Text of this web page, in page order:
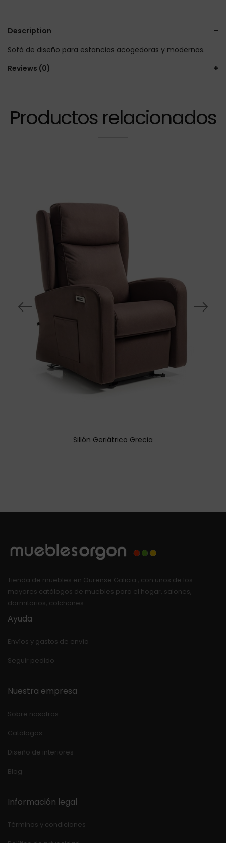
Description
Sofá de diseño para estancias acogedoras y modernas.
Reviews (0)
Productos relacionados
Sillón Geriátrico Grecia
Tienda de muebles en Ourense Galicia , con unos de los
mayores catálogos de muebles para el hogar, salones,
dormitorios, colchones …
Ayuda
Envíos y gastos de envío
Seguir pedido
Nuestra empresa
Sobre nosotros
Catálogos
Diseño de interiores
Blog
Información legal
Términos y condiciones